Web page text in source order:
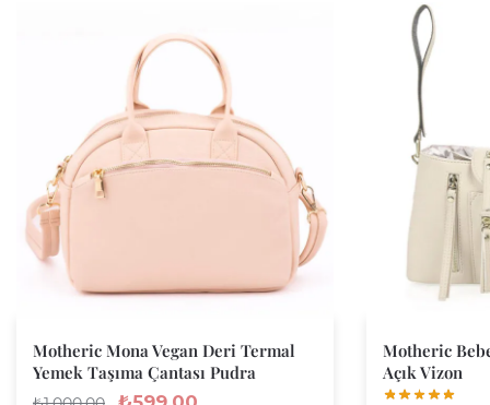
Motheric Mona Vegan Deri Termal
Yemek Taşıma Çantası Pudra
Motheric
Açık Vizon